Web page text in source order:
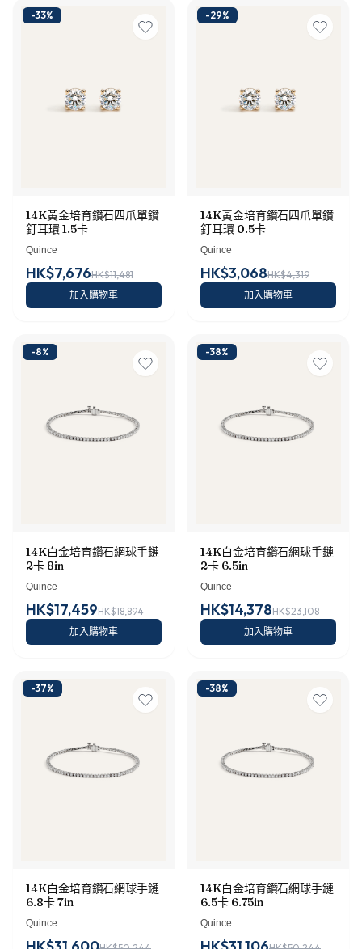
-33%
14K黃金培育鑽石四爪單鑽
釘耳環 1.5卡
Quince
HK$7,676HK$11,481
加入購物車
-29%
14K黃金培育鑽石四爪單鑽
釘耳環 0.5卡
Quince
HK$3,068HK$4,319
加入購物車
-8%
14K白金培育鑽石網球手鏈
2卡 8in
Quince
HK$17,459HK$18,894
加入購物車
-38%
14K白金培育鑽石網球手鏈
2卡 6.5in
Quince
HK$14,378HK$23,108
加入購物車
-37%
14K白金培育鑽石網球手鏈
6.8卡 7in
Quince
-38%
14K白金培育鑽石網球手鏈
6.5卡 6.75in
Quince